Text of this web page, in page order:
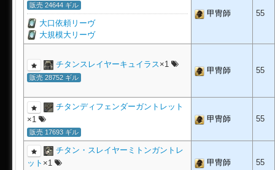
販売 24644 ギル
大口依頼リーヴ
大規模大リーヴ
甲冑師 55
チタンスレイヤーキュイラス×1
販売 28752 ギル
甲冑師 55
チタンディフェンダーガントレット
×1
販売 17693 ギル
甲冑師 55
チタン・スレイヤーミトンガントレ
ット ×1 甲冑師 55